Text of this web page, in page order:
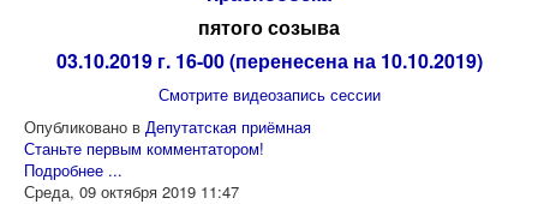
пятого созыва
03.10.2019 г. 16-00 (перенесена на 10.10.2019)
Смотрите видеозапись сессии
Опубликовано в Депутатская приёмная
Станьте первым комментатором!
Подробнее ...
Среда, 09 октября 2019 11:47